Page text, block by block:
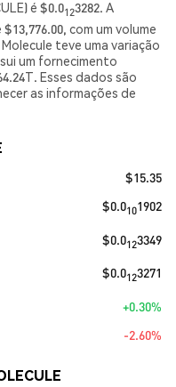
é $0.0123282. A
com um volume
teve uma variação
um fornecimento
Esses dados são
as informações de
$15.35
$0.0101902
$0.0123349
$0.0123271
+0.30%
-2.60%